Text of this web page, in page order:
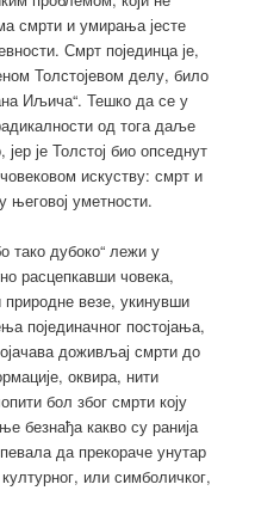
смрти и умирања јесте
Смрт појединца је,
Толстојевом делу, било
Иљича“. Тешко да се у
од тога даље
је Толстој био опседнут
искуству: смрт и
његовој уметности.
тако дубоко“ лежи у
расцепкавши човека,
везе, укинувши
појединачног постојања,
доживљај смрти до
оквира, нити
бол због смрти коју
безнађа какво су ранија
да прекораче унутар
или симболичког,